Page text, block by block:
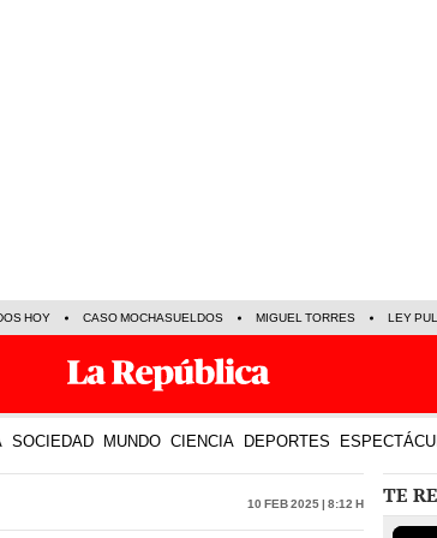
HOY CASO MOCHASUELDOS MIGUEL TORRES LEY
SOCIEDAD MUNDO CIENCIA DEPORTES
10 Feb 2025 | 8:12 h TE